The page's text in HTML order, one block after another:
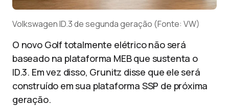
Volkswagen ID.3 de segunda geração (Fonte: VW)
O novo Golf totalmente elétrico não será
baseado na plataforma MEB que sustenta o
ID.3. Em vez disso, Grunitz disse que ele será
construído em sua plataforma SSP de próxima
geração.